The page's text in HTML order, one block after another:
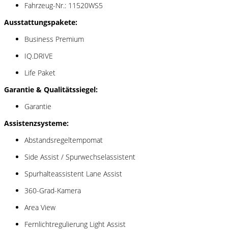
Fahrzeug-Nr.: 11520WS5
Ausstattungspakete:
Business Premium
IQ.DRIVE
Life Paket
Garantie & Qualitätssiegel:
Garantie
Assistenzsysteme:
Abstandsregeltempomat
Side Assist / Spurwechselassistent
Spurhalteassistent Lane Assist
360-Grad-Kamera
Area View
Fernlichtregulierung Light Assist